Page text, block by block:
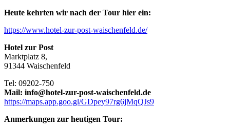
Heute kehrten wir nach der Tour hier ein:
https://www.hotel-zur-post-waischenfeld.de/
Hotel zur Post
Marktplatz 8,
91344 Waischenfeld
Tel: 09202-750
Mail: info@hotel-zur-post-waischenfeld.de
https://maps.app.goo.gl/GDpey97rg6jMqQJs9
Anmerkungen zur heutigen Tour: